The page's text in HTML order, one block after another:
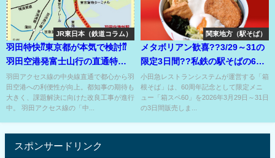
JR東日本（鉄道コラム）
羽田特快⁇東京都が本気で検討⁇
羽田空港発富士山行の直通特急
も夢ではない!?
羽田アクセス線の中央線直通で都心から羽
田空港への利便性が向上。都知事の期待も
大きく、課題解決に向けた改良工事が進行
中。 羽田アクセス線の「中...
関東地方（駅そば）
メタボリアン歓喜??3/29～31の
限定3日間??私鉄の駅そばの60
周年キャンペーン??
小田急レストランシステムが運営する「箱
根そば」は、60周年記念として限定メニ
ュー「箱スペ60」を2026年3月29日～31日
の3日間販売しま...
スポンサードリンク